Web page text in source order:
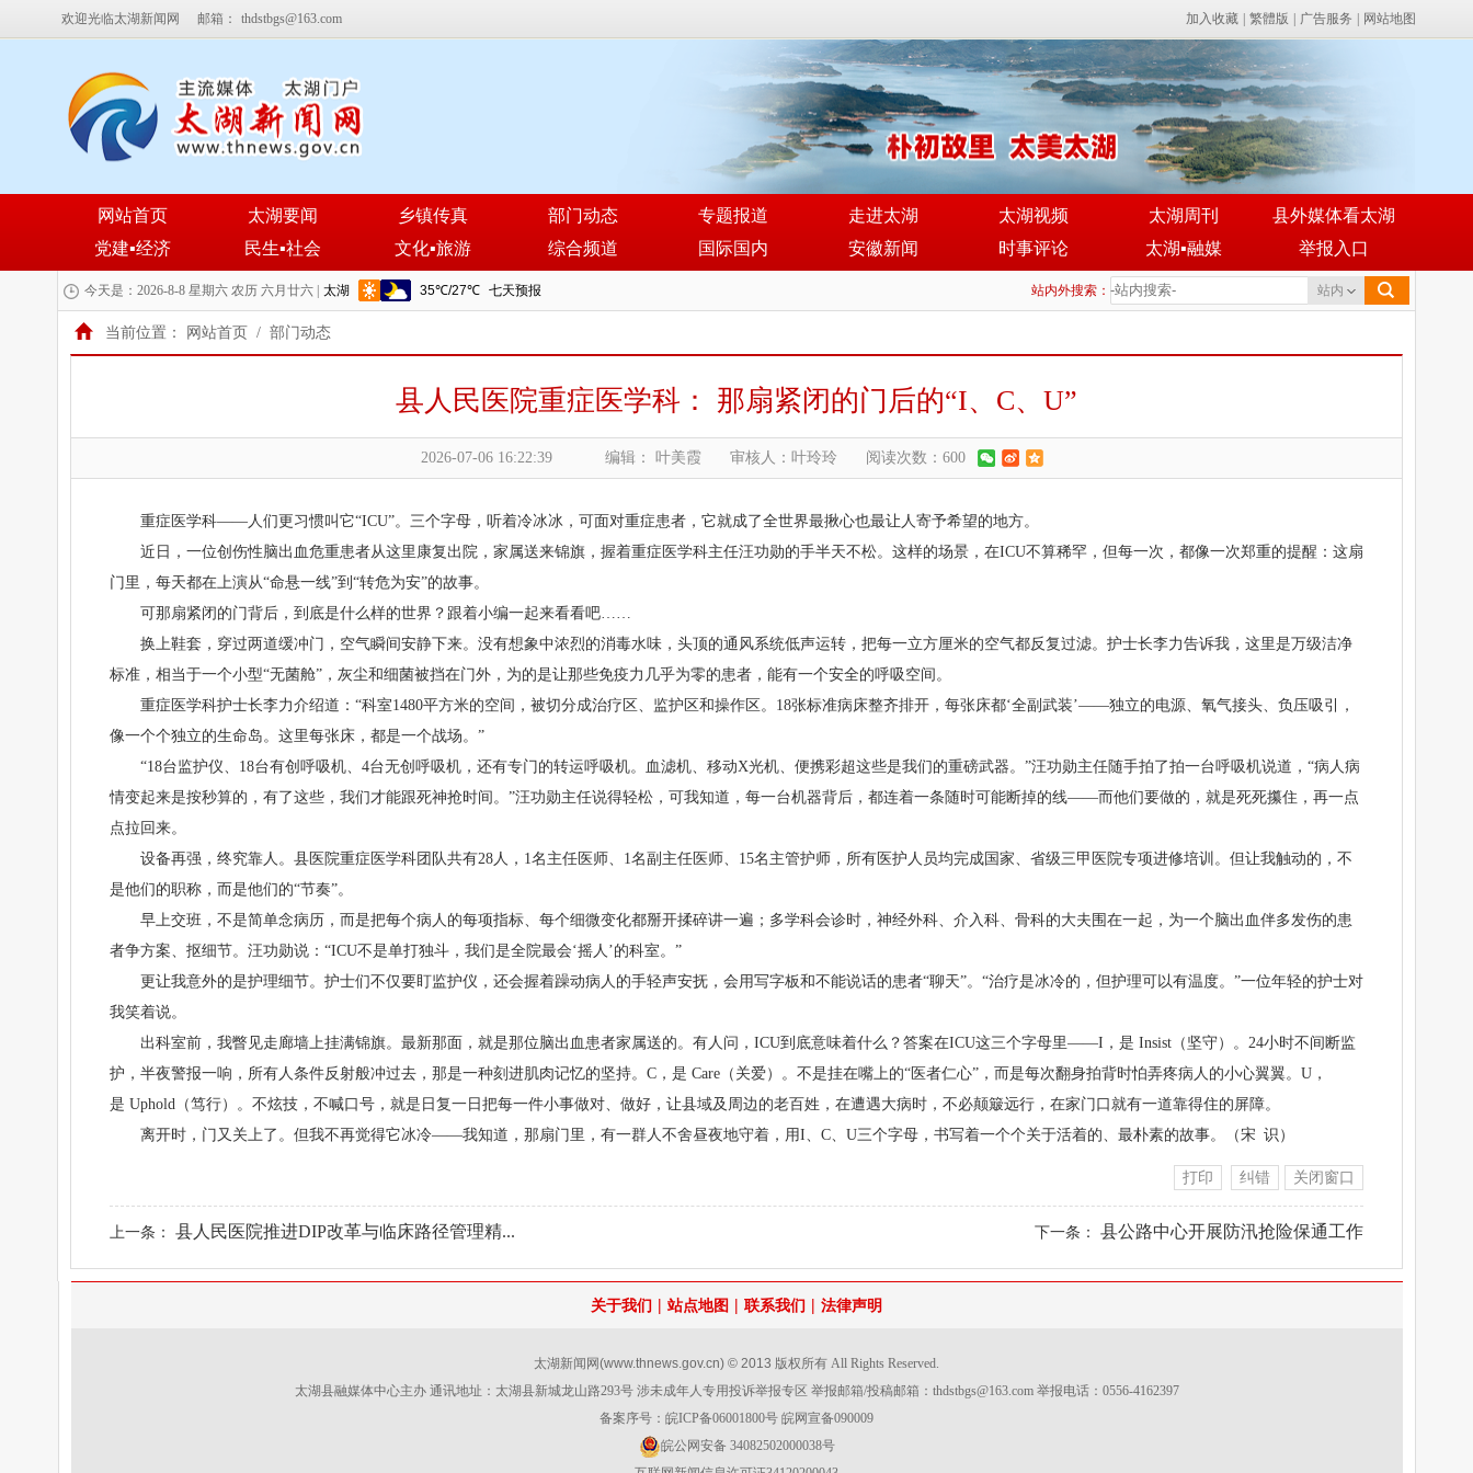
欢迎光临太湖新闻网 邮箱： thdstbgs@163.com 加入收藏 繁體版 广告服务 网站地图
网站首页 太湖要闻 乡镇传真 部门动态 专题报道 走进太湖 太湖视频 太湖周刊
县外媒体看太湖
党建▪经济
民生▪社会 文化▪旅游 综合频道 国际国内 安徽新闻 时事评论 太湖▪融媒 举报入口
今天是：2026-8-8 星期六 农历 六月廿六 | 站内外搜索： 站内
当前位置： 网站首页 / 部门动态
县人民医院重症医学科： 那扇紧闭的门后的“I、C、U”
2026-07-06 16:22:39 编辑： 叶美霞 审核人：叶玲玲 阅读次数：600
重症医学科——人们更习惯叫它“ICU”。三个字母，听着冷冰冰，可面对重症患者，它就成了全世界最揪心也最让人寄予希望的地方。
近日，一位创伤性脑出血危重患者从这里康复出院，家属送来锦旗，握着重症医学科主任汪功勋的手半天不松。这样的场景，在ICU不算稀罕，但每一次，都像一次郑重的提醒：这扇
门里，每天都在上演从“命悬一线”到“转危为安”的故事。
可那扇紧闭的门背后，到底是什么样的世界？跟着小编一起来看看吧……
换上鞋套，穿过两道缓冲门，空气瞬间安静下来。没有想象中浓烈的消毒水味，头顶的通风系统低声运转，把每一立方厘米的空气都反复过滤。护士长李力告诉我，这里是万级洁净
标准，相当于一个小型“无菌舱”，灰尘和细菌被挡在门外，为的是让那些免疫力几乎为零的患者，能有一个安全的呼吸空间。
重症医学科护士长李力介绍道：“科室1480平方米的空间，被切分成治疗区、监护区和操作区。18张标准病床整齐排开，每张床都‘全副武装’——独立的电源、氧气接头、负压吸引，
像一个个独立的生命岛。这里每张床，都是一个战场。”
“18台监护仪、18台有创呼吸机、4台无创呼吸机，还有专门的转运呼吸机。血滤机、移动X光机、便携彩超这些是我们的重磅武器。”汪功勋主任随手拍了拍一台呼吸机说道，“病人病
情变起来是按秒算的，有了这些，我们才能跟死神抢时间。”汪功勋主任说得轻松，可我知道，每一台机器背后，都连着一条随时可能断掉的线——而他们要做的，就是死死攥住，再一点
点拉回来。
设备再强，终究靠人。县医院重症医学科团队共有28人，1名主任医师、1名副主任医师、15名主管护师，所有医护人员均完成国家、省级三甲医院专项进修培训。但让我触动的，不
是他们的职称，而是他们的“节奏”。
早上交班，不是简单念病历，而是把每个病人的每项指标、每个细微变化都掰开揉碎讲一遍；多学科会诊时，神经外科、介入科、骨科的大夫围在一起，为一个脑出血伴多发伤的患
者争方案、抠细节。汪功勋说：“ICU不是单打独斗，我们是全院最会‘摇人’的科室。”
更让我意外的是护理细节。护士们不仅要盯监护仪，还会握着躁动病人的手轻声安抚，会用写字板和不能说话的患者“聊天”。“治疗是冰冷的，但护理可以有温度。”一位年轻的护士对
我笑着说。
出科室前，我瞥见走廊墙上挂满锦旗。最新那面，就是那位脑出血患者家属送的。有人问，ICU到底意味着什么？答案在ICU这三个字母里——I，是 Insist（坚守）。24小时不间断监
护，半夜警报一响，所有人条件反射般冲过去，那是一种刻进肌肉记忆的坚持。C，是 Care（关爱）。不是挂在嘴上的“医者仁心”，而是每次翻身拍背时怕弄疼病人的小心翼翼。U，
是 Uphold（笃行）。不炫技，不喊口号，就是日复一日把每一件小事做对、做好，让县域及周边的老百姓，在遭遇大病时，不必颠簸远行，在家门口就有一道靠得住的屏障。
离开时，门又关上了。但我不再觉得它冰冷——我知道，那扇门里，有一群人不舍昼夜地守着，用I、C、U三个字母，书写着一个个关于活着的、最朴素的故事。（宋 识）
打印 纠错 关闭窗口
上一条： 县人民医院推进DIP改革与临床路径管理精... 下一条： 县公路中心开展防汛抢险保通工作
关于我们 | 站点地图 | 联系我们 | 法律声明
太湖新闻网(www.thnews.gov.cn) © 2013 版权所有 All Rights Reserved.
太湖县融媒体中心主办 通讯地址：太湖县新城龙山路293号 涉未成年人专用投诉举报专区 举报邮箱/投稿邮箱： thdstbgs@163.com举报电话：0556-4162397
备案序号：皖ICP备06001800号 皖网宣备090009
皖公网安备 34082502000038号